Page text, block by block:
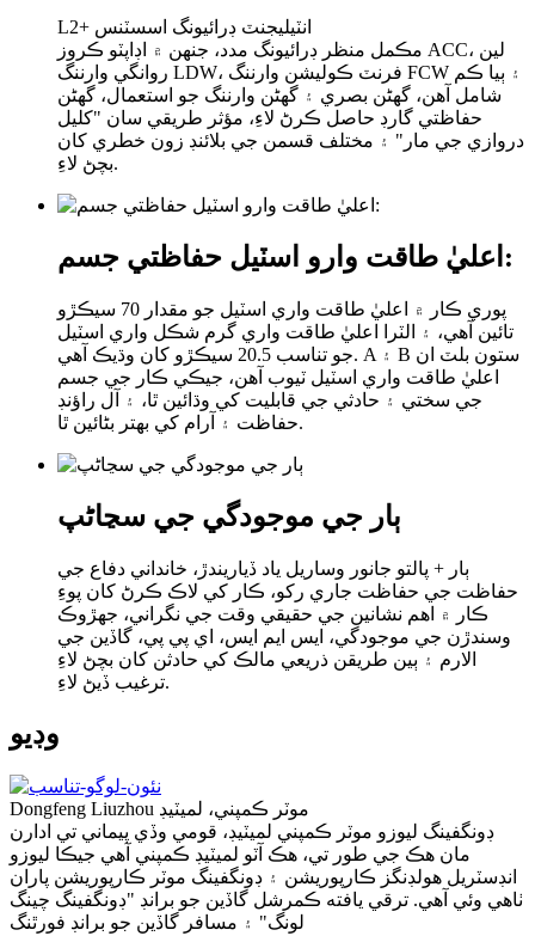
L2+ انٽيليجنٽ ڊرائيونگ اسسٽنس
مڪمل منظر ڊرائيونگ مدد، جنهن ۾ اڊاپٽو ڪروز ACC، لين
روانگي وارننگ LDW، فرنٽ ڪوليشن وارننگ FCW ۽ ٻيا ڪم
شامل آهن، گھڻن بصري ۽ گھڻن وارننگ جو استعمال، گھڻن
حفاظتي گارڊ حاصل ڪرڻ لاءِ، مؤثر طريقي سان "کليل
دروازي جي مار" ۽ مختلف قسمن جي بلائنڊ زون خطري کان
بچڻ لاءِ.
اعليٰ طاقت وارو اسٽيل حفاظتي جسم:
پوري ڪار ۾ اعليٰ طاقت واري اسٽيل جو مقدار 70 سيڪڙو
تائين آهي، ۽ الٽرا اعليٰ طاقت واري گرم شڪل واري اسٽيل
جو تناسب 20.5 سيڪڙو کان وڌيڪ آهي. A ۽ B ستون بلٽ ان
اعليٰ طاقت واري اسٽيل ٽيوب آهن، جيڪي ڪار جي جسم
جي سختي ۽ حادثي جي قابليت کي وڌائين ٿا، ۽ آل راؤنڊ
حفاظت ۽ آرام کي بهتر بڻائين ٿا.
ٻار جي موجودگي جي سڃاڻپ
ٻار + پالتو جانور وساريل ياد ڏياريندڙ، خانداني دفاع جي
حفاظت جي حفاظت جاري رکو، ڪار کي لاڪ ڪرڻ کان پوءِ
ڪار ۾ اهم نشانين جي حقيقي وقت جي نگراني، جهڙوڪ
وسندڙن جي موجودگي، ايس ايم ايس، اي پي پي، گاڏين جي
الارم ۽ ٻين طريقن ذريعي مالڪ کي حادثن کان بچڻ لاءِ
ترغيب ڏيڻ لاءِ.
وڊيو
Dongfeng Liuzhou موٽر ڪمپني، لميٽيڊ
ڊونگفينگ ليوزو موٽر ڪمپني لميٽيڊ، قومي وڏي پيماني تي ادارن
مان هڪ جي طور تي، هڪ آٽو لميٽيڊ ڪمپني آهي جيڪا ليوزو
انڊسٽريل هولڊنگز ڪارپوريشن ۽ ڊونگفينگ موٽر ڪارپوريشن پاران
ٺاهي وئي آهي. ترقي يافته ڪمرشل گاڏين جو برانڊ "ڊونگفينگ چينگ
لونگ" ۽ مسافر گاڏين جو برانڊ فورٿنگ